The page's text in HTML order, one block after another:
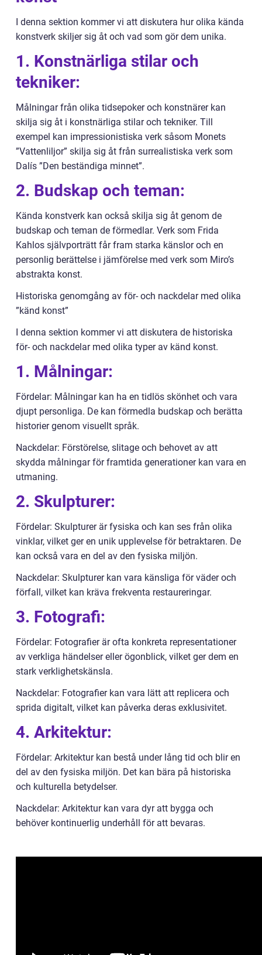
I denna sektion kommer vi att diskutera hur olika kända
konstverk skiljer sig åt och vad som gör dem unika.
1. Konstnärliga stilar och
tekniker:
Målningar från olika tidsepoker och konstnärer kan
skilja sig åt i konstnärliga stilar och tekniker. Till
exempel kan impressionistiska verk såsom Monets
”Vattenliljor” skilja sig åt från surrealistiska verk som
Dalís ”Den beständiga minnet”.
2. Budskap och teman:
Kända konstverk kan också skilja sig åt genom de
budskap och teman de förmedlar. Verk som Frida
Kahlos självporträtt får fram starka känslor och en
personlig berättelse i jämförelse med verk som Miro’s
abstrakta konst.
Historiska genomgång av för- och nackdelar med olika
”känd konst”
I denna sektion kommer vi att diskutera de historiska
för- och nackdelar med olika typer av känd konst.
1. Målningar:
Fördelar: Målningar kan ha en tidlös skönhet och vara
djupt personliga. De kan förmedla budskap och berätta
historier genom visuellt språk.
Nackdelar: Förstörelse, slitage och behovet av att
skydda målningar för framtida generationer kan vara en
utmaning.
2. Skulpturer:
Fördelar: Skulpturer är fysiska och kan ses från olika
vinklar, vilket ger en unik upplevelse för betraktaren. De
kan också vara en del av den fysiska miljön.
Nackdelar: Skulpturer kan vara känsliga för väder och
förfall, vilket kan kräva frekventa restaureringar.
3. Fotografi:
Fördelar: Fotografier är ofta konkreta representationer
av verkliga händelser eller ögonblick, vilket ger dem en
stark verklighetskänsla.
Nackdelar: Fotografier kan vara lätt att replicera och
sprida digitalt, vilket kan påverka deras exklusivitet.
4. Arkitektur:
Fördelar: Arkitektur kan bestå under lång tid och blir en
del av den fysiska miljön. Det kan bära på historiska
och kulturella betydelser.
Nackdelar: Arkitektur kan vara dyr att bygga och
behöver kontinuerlig underhåll för att bevaras.